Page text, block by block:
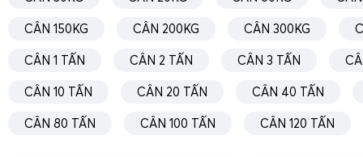
dụng chức năng trừ bì để chỉ hiển thị trọng lượng múi sầu
chống nước, cân có thể đặt gần khu vực rửa khay, khu
đảm bảo độ bền. Màn hình hiển thị rõ ràng, dễ đọc, giúp
CÂN 150KG CÂN 200KG CÂN 300KG
CÂN 1 TẤN CÂN 2 TẤN CÂN 3 TẤN
CÂN 10 TẤN CÂN 20 TẤN CÂN 40 TẤN
CÂN 80 TẤN CÂN 100 TẤN CÂN 120 TẤN